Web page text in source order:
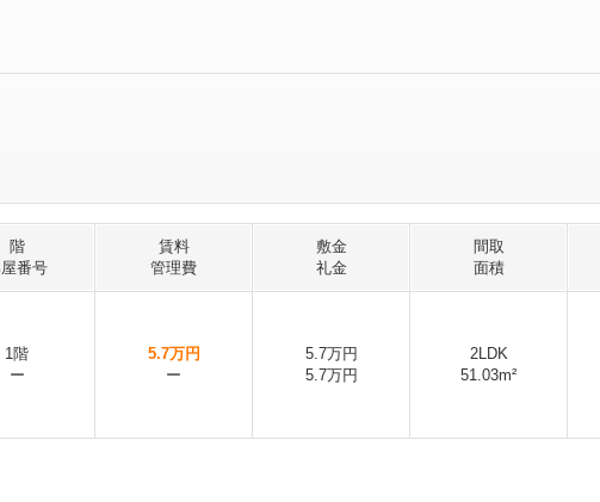
階
番号
賃料
管理費
敷金
礼金
間取
面積
1階
ー
5.7万円
ー
5.7万円
5.7万円
2LDK
51.03m²